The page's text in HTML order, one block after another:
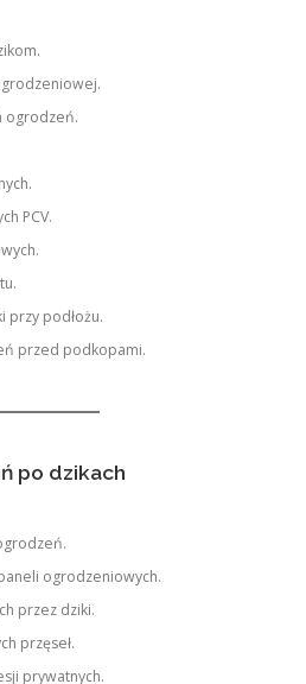
ogrodzeń.
PCV.
przy podłożu.
przed podkopami.
po dzikach
ogrodzeniowych.
przez dziki.
przęseł.
prywatnych.